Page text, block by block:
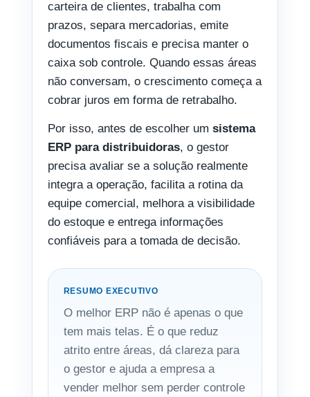
carteira de clientes, trabalha com
prazos, separa mercadorias, emite
documentos fiscais e precisa manter o
caixa sob controle. Quando essas áreas
não conversam, o crescimento começa a
cobrar juros em forma de retrabalho.
Por isso, antes de escolher um sistema
ERP para distribuidoras, o gestor
precisa avaliar se a solução realmente
integra a operação, facilita a rotina da
equipe comercial, melhora a visibilidade
do estoque e entrega informações
confiáveis para a tomada de decisão.
RESUMO EXECUTIVO
O melhor ERP não é apenas o que
tem mais telas. É o que reduz
atrito entre áreas, dá clareza para
o gestor e ajuda a empresa a
vender melhor sem perder controle